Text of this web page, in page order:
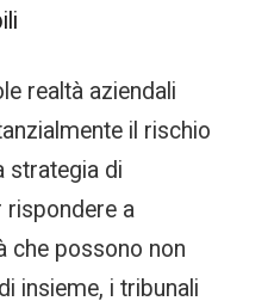
realtà aziendali
il rischio
strategia di
rispondere a
che possono non
insieme, i tribunali